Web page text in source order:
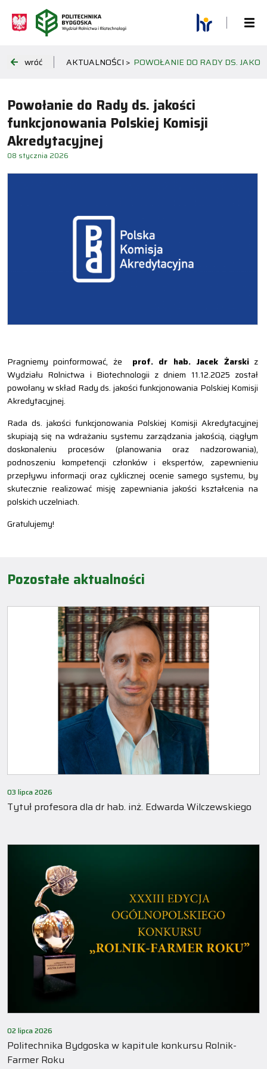
wróć AKTUALNOŚCI > POWOŁANIE DO RADY DS.
Powołanie do Rady ds. jakości
funkcjonowania Polskiej Komisji
Akredytacyjnej
08 stycznia 2026
Pragniemy poinformować, że prof. dr hab. Jacek Żarskiz
Wydziału Rolnictwa i Biotechnologii z dniem 11.12.2025 został
powołany w skład Rady ds. jakości funkcjonowania Polskiej Komisji
Akredytacyjnej.
Rada ds. jakości funkcjonowania Polskiej Komisji Akredytacyjnej
skupiają się na wdrażaniu systemu zarządzania jakością, ciągłym
doskonaleniu procesów (planowania oraz nadzorowania),
podnoszeniu kompetencji członków i ekspertów, zapewnieniu
przepływu informacji oraz cyklicznej ocenie samego systemu, by
skutecznie realizować misję zapewniania jakości kształcenia na
polskich uczelniach.
Gratulujemy!
Pozostałe aktualności
03 lipca 2026
Tytuł profesora dla dr hab. inż. Edwarda Wilczewskiego
02 lipca 2026
Politechnika Bydgoska w kapitule konkursu Rolnik-
Farmer Roku